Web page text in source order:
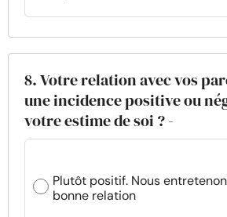
8. Votre relation avec vos
une incidence positive ou
votre estime de soi ? -
Plutôt positif. Nous
bonne relation